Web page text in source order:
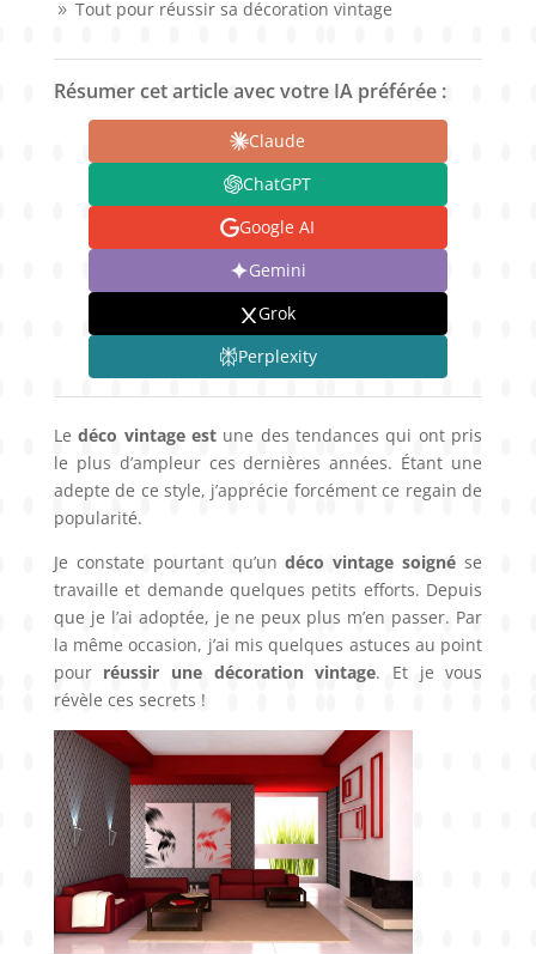
9 Tout pour réussir sa décoration vintage
Résumer cet article avec votre IA préférée :
Claude
ChatGPT
Google AI
Gemini
Grok
Perplexity
Ledéco vintage estune des tendances qui ont pris
le plus d’ampleur ces dernières années. Étant une
adepte de ce style, j’apprécie forcément ce regain de
popularité.
Je constate pourtant qu’undéco vintage soigné se
travaille et demande quelques petits efforts. Depuis
que je l’ai adoptée, je ne peux plus m’en passer. Par
la même occasion, j’ai mis quelques astuces au point
pour réussir une décoration vintage. Et je vous
révèle ces secrets !